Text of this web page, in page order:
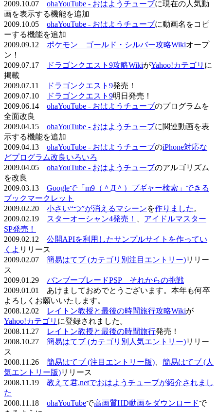
2009.10.07 ohaYouTube - おはようチューブに現在の人気動
画を表示する機能を追加
2009.10.05 ohaYouTube - おはようチューブに動画名をコピ
ーする機能を追加
2009.09.12 ポケモン ゴールド・シルバー攻略Wikiオープ
ン！
2009.07.17
ドラゴンクエスト9攻略WikiがYahoo!カテゴリ に
掲載
2009.07.11
ドラゴンクエスト9発売！
2009.07.10
ドラゴンクエスト9明日発売！
2009.06.14 ohaYouTube - おはようチューブのプログラムを
全面改良
2009.04.15 ohaYouTube - おはようチューブに関連動画を表
示する機能を追加
2009.04.13 ohaYouTube - おはようチューブのiPhone対応な
どプログラム改良いろいろ
2009.04.05 ohaYouTube - おはようチューブのアルゴリズム
を改良
2009.03.13 Googleで「m9（＾Д＾）プギャー検索」できる
ブックマークレット
2009.02.20 小さい“つ”が消えるマシーンを作りました 。
2009.02.19
スターオーシャン4発売！
アイドルマスター
SP発売！
2009.02.12 公開APIを利用したサンプルサイトを作ってい
くよ リリース
2009.02.07 簡易はてブ (カテゴリ別注目エントリー)リリー
ス
2009.01.29 バンブーブレードPSP それからの挑戦
2009.01.01 あけましておめでとうございます。本年も何卒
よろしくお願いいたします。
2008.12.02
レイトン教授と最後の時間旅行攻略Wikiが
Yahoo!カテゴリ に登録されました。
2008.11.27
レイトン教授と最後の時間旅行発売！
2008.10.27 簡易はてブ (カテゴリ別人気エントリー)リリー
ス
2008.11.26 簡易はてブ (注目エントリー版)
簡易はてブ (人
気エントリー版)リリース
2008.11.19 教えて君.netでおはようチューブが紹介されまし
た
2008.11.18 ohaYouTubeで高画質HD動画をダウンロードで